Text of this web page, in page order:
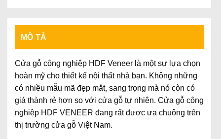
MÔ TẢ
Cửa gỗ công nghiệp HDF Veneer là một sự lựa chọn
hoàn mỹ cho thiết kế nội thất nhà bạn. Không những
có nhiều mẫu mã đẹp mắt, sang trọng mà nó còn có
giá thành rẻ hơn so với cửa gỗ tự nhiên. Cửa gỗ công
nghiệp HDF VENEER đang rất được ưa chuộng trên
thị trường cửa gỗ Việt Nam.